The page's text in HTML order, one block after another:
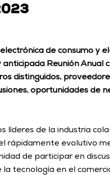
de consumo y
Reunión Anual
distinguidos,
oportunidades de
líderes de la industria
rápidamente evolutivo
de participar en
tecnología en el